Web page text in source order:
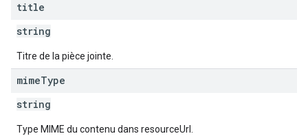
title
string
Titre de la pièce jointe.
mimeType
string
Type MIME du contenu dans resourceUrl.